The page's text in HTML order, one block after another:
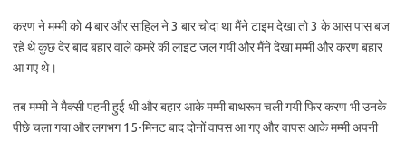
करण ने मम्मी को 4 बार और साहिल ने 3 बार चोदा था मैंने टाइम देखा तो 3 के आस पास बज
रहे थे कुछ देर बाद बहार वाले कमरे की लाइट जल गयी और मैंने देखा मम्मी और करण बहार
आ गए थे।
तब मम्मी ने मैक्सी पहनी हुई थी और बहार आके मम्मी बाथरूम चली गयी फिर करण भी उनके
पीछे चला गया और लगभग 15-मिनट बाद दोनों वापस आ गए और वापस आके मम्मी अपनी